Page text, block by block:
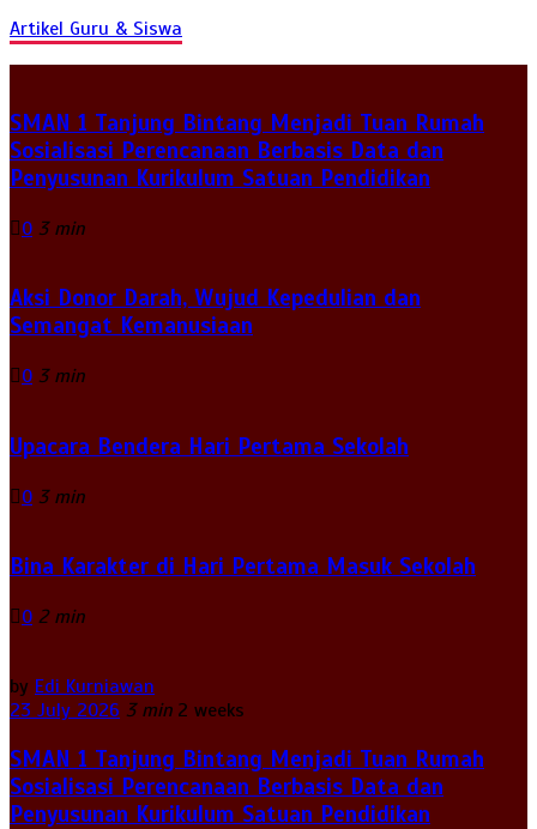
Artikel Guru & Siswa
SMAN 1 Tanjung Bintang Menjadi Tuan Rumah
Sosialisasi Perencanaan Berbasis Data dan
Penyusunan Kurikulum Satuan Pendidikan
0 3 min
Aksi Donor Darah, Wujud Kepedulian dan
Semangat Kemanusiaan
0 3 min
Upacara Bendera Hari Pertama Sekolah
0 3 min
Bina Karakter di Hari Pertama Masuk Sekolah
0 2 min
by Edi Kurniawan
23 July 2026 3 min 2 weeks
SMAN 1 Tanjung Bintang Menjadi Tuan Rumah
Sosialisasi Perencanaan Berbasis Data dan
Penyusunan Kurikulum Satuan Pendidikan